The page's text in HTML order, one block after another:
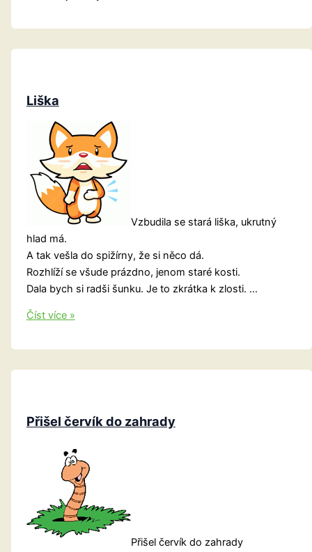
Liška
Vzbudila se stará liška, ukrutný
hlad má.
A tak vešla do spižírny, že si něco dá.
Rozhlíží se všude prázdno, jenom staré kosti.
Dala bych si radši šunku. Je to zkrátka k zlosti. …
Liška
Číst více »
Přišel červík do zahrady
Přišel červík do zahrady